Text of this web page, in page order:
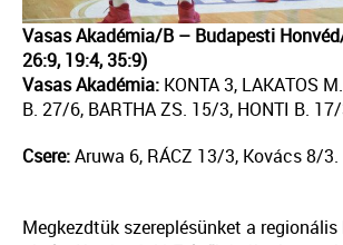
Vasas Akadémia/B – Budapesti
26:9, 19:4, 35:9)
Vasas Akadémia: KONTA 3, LAKATOS
B. 27/6, BARTHA ZS. 15/3, HONTI B.
Csere:Aruwa 6, RÁCZ 13/3, Kovács 8/3.
Megkezdtük szereplésünket a